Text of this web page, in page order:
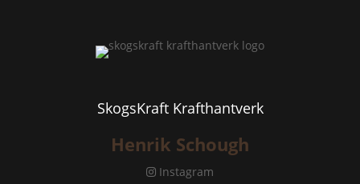
SkogsKraft Krafthantverk
Henrik Schough
Instagram